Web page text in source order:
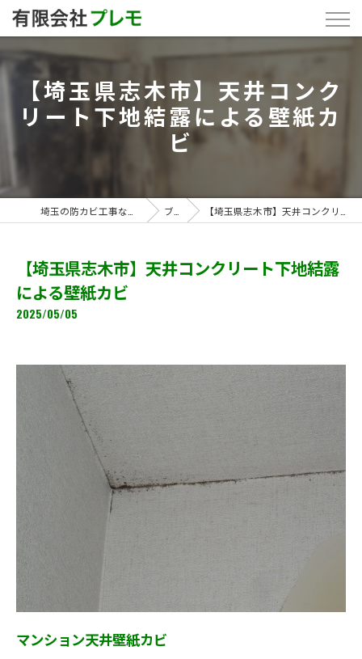
【埼玉県志木市】天井コンク
リート下地結露による壁紙カ
ビ
ブログ 【埼玉県志木市】天井コンクリート下地結露による壁紙カビ
【埼玉県志木市】天井コンクリート下地結露
による壁紙カビ
2025/05/05
マンション天井壁紙カビ